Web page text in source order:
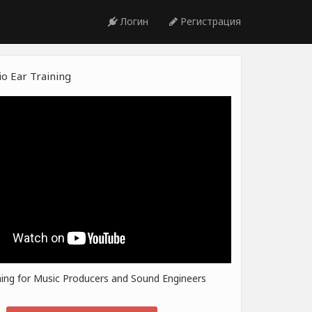
Логин Регистрация
Ear Training
for Music Producers and Sound Engineers